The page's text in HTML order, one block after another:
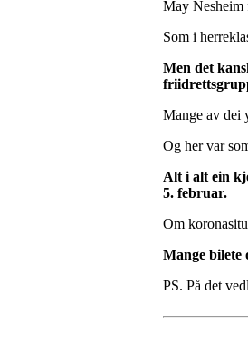
May Nesheim
Som i
Men det
Mange av dei
Og her var
Alt i alt ein
5. februar.
Om
Mange bilete
PS. På det